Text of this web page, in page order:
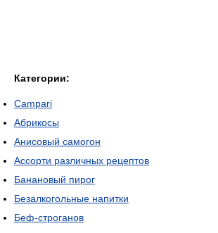
Категории:
Campari
Абрикосы
Анисовый самогон
Ассорти различных рецептов
Банановый пирог
Безалкогольные напитки
Беф-строганов